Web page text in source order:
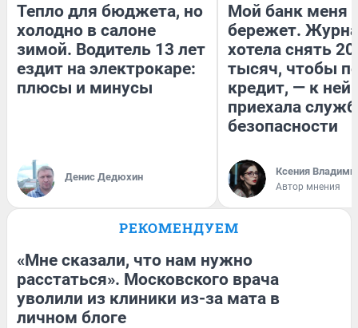
Тепло для бюджета, но
холодно в салоне
зимой. Водитель 13 лет
ездит на электрокаре:
плюсы и минусы
Денис Дедюхин
Мой банк меня
бережет.
хотела снять
тысяч, чтобы
кредит, — к
приехала
безопасности
Ксения
Автор мнения
РЕКОМЕНДУЕМ
«Мне сказали, что нам нужно
расстаться». Московского врача
уволили из клиники из-за мата в
личном блоге